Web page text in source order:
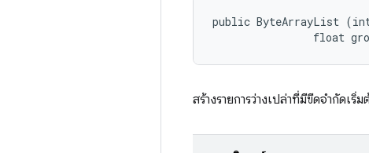
public ByteArrayList
float
สร้างรายการว่างเปล่าที่มีขีดจํากัดเ